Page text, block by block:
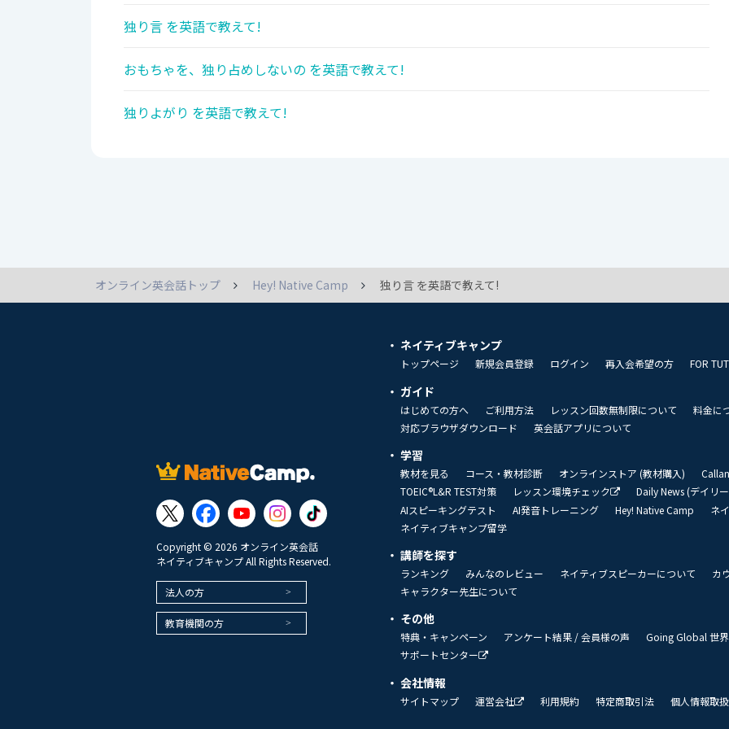
独り言 を英語で教えて!
おもちゃを、独り占めしないの を英語で教えて!
独りよがり を英語で教えて!
オンライン英会話トップ Hey! Native Camp 独り言 を英語で教えて!
Copyright © 2026 オンライン英会話
ネイティブキャンプ All Rights Reserved.
法人の方
教育機関の方
ネイティブキャンプ
トップページ 新規会員登録 ログイン 再入会希望の方 FOR
ガイド
はじめての方へ ご利用方法 レッスン回数無制限について
料金に
対応ブラウザダウンロード
英会話アプリについて
学習
教材を見る コース・教材診断 オンラインストア (教材購入)
TOEIC®L&R TEST対策
レッスン環境チェック
Daily News (デイリ
AIスピーキングテスト
AI発音トレーニング Hey! Native Camp
ネ
ネイティブキャンプ留学
講師を探す
ランキング みんなのレビュー ネイティブスピーカーについて
カ
キャラクター先生について
その他
特典・キャンペーン アンケート結果 / 会員様の声
Going Global 世
サポートセンター
会社情報
サイトマップ 運営会社 利用規約 特定商取引法 個人情報取